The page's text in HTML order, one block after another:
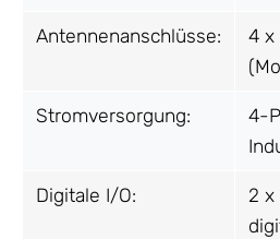
Antennenanschlüsse:
4 x
Stromversorgung:
4-
Digitale I/O:
2 x